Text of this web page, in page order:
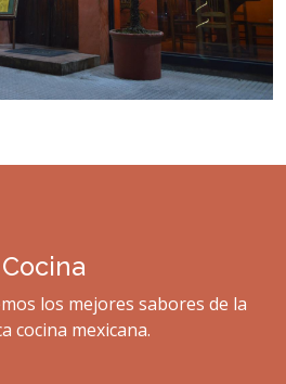
Cocina
los mejores sabores de la
cocina mexicana.